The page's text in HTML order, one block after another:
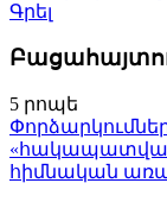
Գրել
5 րոպե
հիմնական